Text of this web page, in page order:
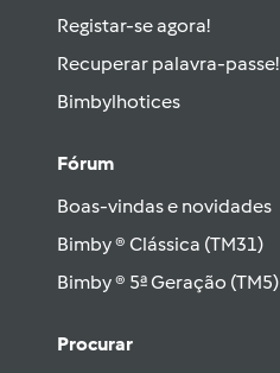
Registar-se agora!
Recuperar palavra-passe!
Bimbylhotices
Fórum
Boas-vindas e novidades
Bimby ® Clássica (TM31)
Bimby ® 5ª Geração (TM5)
Procurar